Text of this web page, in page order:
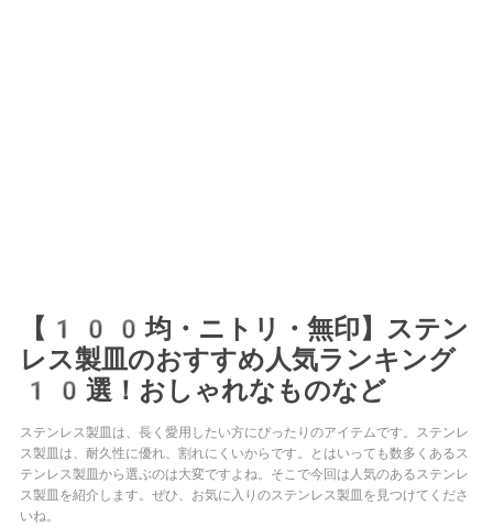
【100均・ニトリ・無印】ステン
レス製皿のおすすめ人気ランキング
10選！おしゃれなものなど
ステンレス製皿は、長く愛用したい方にぴったりのアイテムです。ステンレ
ス製皿は、耐久性に優れ、割れにくいからです。とはいっても数多くあるス
テンレス製皿から選ぶのは大変ですよね。そこで今回は人気のあるステンレ
ス製皿を紹介します。ぜひ、お気に入りのステンレス製皿を見つけてくださ
いね。